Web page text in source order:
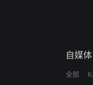
自媒体
全部